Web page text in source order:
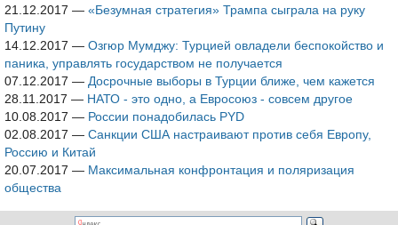
21.12.2017 — «Безумная стратегия» Трампа сыграла на руку
Путину
14.12.2017 — Озгюр Мумджу: Турцией овладели беспокойство и
паника, управлять государством не получается
07.12.2017 — Досрочные выборы в Турции ближе, чем кажется
28.11.2017 — НАТО - это одно, а Евросоюз - совсем другое
10.08.2017 — России понадобилась PYD
02.08.2017 — Санкции США настраивают против себя Европу,
Россию и Китай
20.07.2017 — Максимальная конфронтация и поляризация
общества